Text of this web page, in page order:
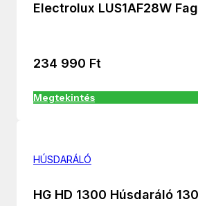
Electrolux LUS1AF28W
234 990 Ft
Megtekintés
HÚSDARÁLÓ
HG HD 1300 Húsdaráló